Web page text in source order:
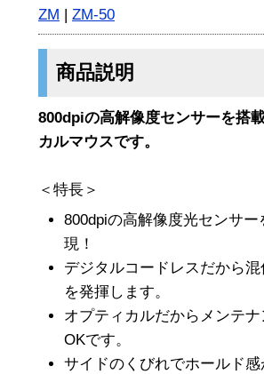
ZM | ZM-50
商品説明
800dpiの高解像度センサーを搭
カルマウスです。
＜特長＞
800dpiの高解像度光センサ
現！
デジタルコードレスだから
を発揮します。
オプティカルだからメンテ
OKです。
サイドのくびれでホールド